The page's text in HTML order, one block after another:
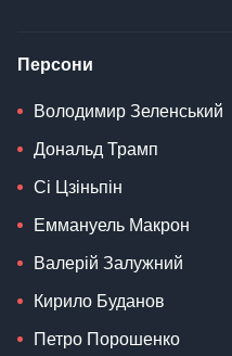
Персони
Володимир Зеленський
Дональд Трамп
Сі Цзіньпін
Еммануель Макрон
Валерій Залужний
Кирило Буданов
Петро Порошенко